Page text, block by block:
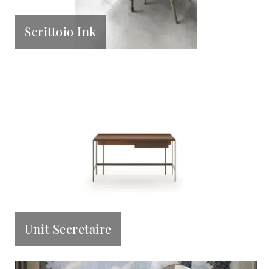
Scrittoio Ink
Unit Secretaire